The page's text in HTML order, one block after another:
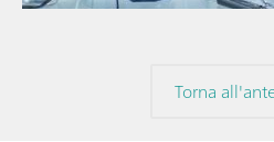
Torna